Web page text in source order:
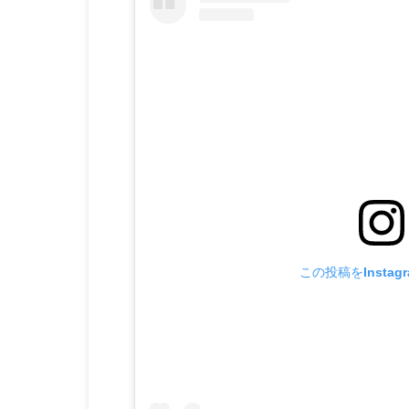
この投稿を